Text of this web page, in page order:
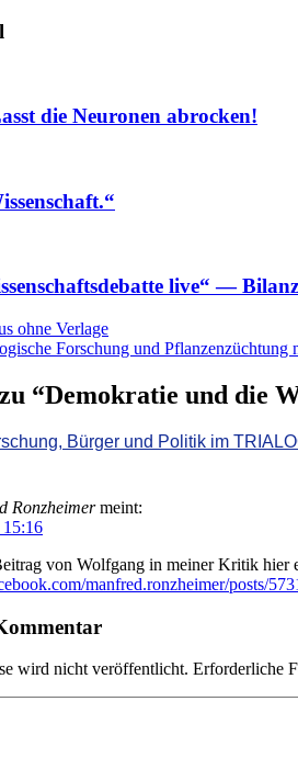
die Neuronen abrocken!
live“ —
ohne Verlage
Forschung und Pflanzenzüchtung
“Demokratie und die
Bürger und Politik im
Ronzheimer meint:
von Wolfgang in meiner Kritik hier
manfred.ronzheimer/posts/
wird nicht veröffentlicht. Erforderliche